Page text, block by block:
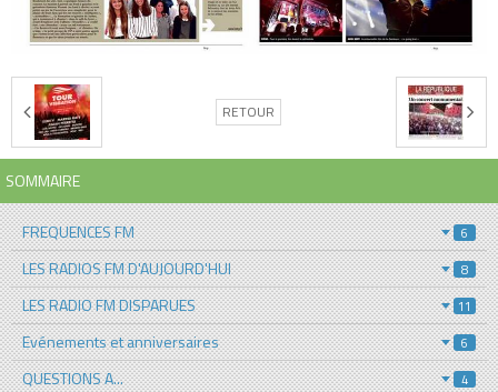
Contact
RETOUR
SOMMAIRE
FREQUENCES FM 6
LES RADIOS FM D'AUJOURD'HUI 8
LES RADIO FM DISPARUES 11
Evénements et anniversaires 6
QUESTIONS A... 4